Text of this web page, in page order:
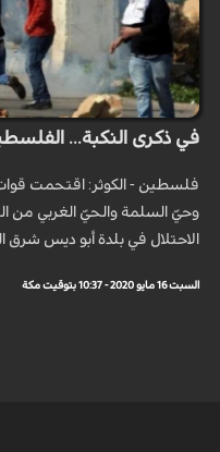
في ذكرى النكبة...
فلسطين - الكوثر: اقتحمت
وحيّ السلمة والحيّ الغربي من
الاحتلال في بلدة أبو ديس شرق
السبت 16 مايو 2020 - 10:37 بتوقيت مكة